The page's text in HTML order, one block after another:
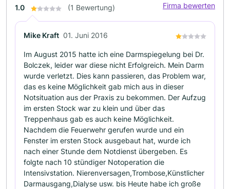
1.0 (1 Bewertung) Firma bewerten
Mike Kraft 01. Juni 2016
Im August 2015 hatte ich eine Darmspiegelung bei Dr.
Bolczek, leider war diese nicht Erfolgreich. Mein Darm
wurde verletzt. Dies kann passieren, das Problem war,
das es keine Möglichkeit gab mich aus in dieser
Notsituation aus der Praxis zu bekommen. Der Aufzug
im ersten Stock war zu klein und über das
Treppenhaus gab es auch keine Möglichkeit.
Nachdem die Feuerwehr gerufen wurde und ein
Fenster im ersten Stock ausgebaut hat, wurde ich
nach einer Stunde dem Notdienst übergeben. Es
folgte nach 10 stündiger Notoperation die
Intensivstation. Nierenversagen,Trombose,Künstlicher
Darmausgang,Dialyse usw. bis Heute habe ich große